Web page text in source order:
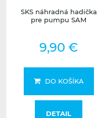
SKS náhradná hadička
pre pumpu SAM
9,90 €
DO KOŠÍKA
DETAIL